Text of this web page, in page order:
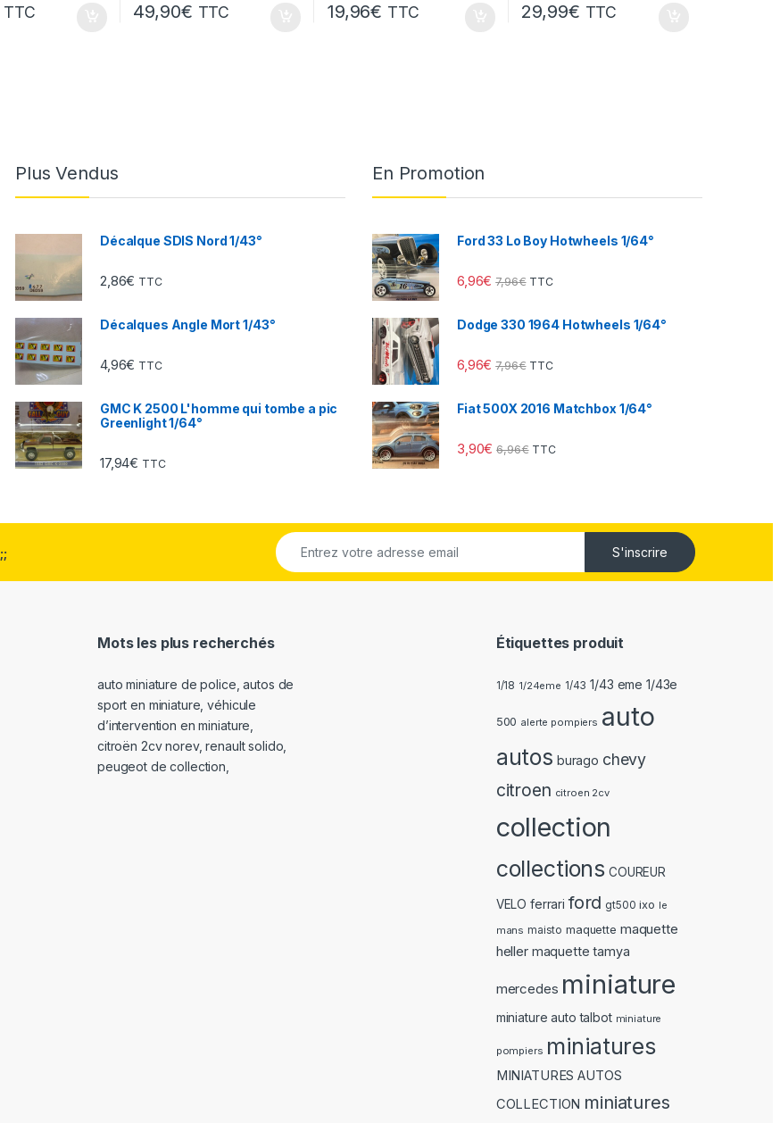
TTC 49,90€ TTC 19,96€ TTC 29,99€ TTC
Plus Vendus
Décalque SDIS Nord 1/43°
2,86€ TTC
Décalques Angle Mort 1/43°
4,96€ TTC
GMC K 2500 L'homme qui tombe a pic
Greenlight 1/64°
17,94€ TTC
En Promotion
Ford 33 Lo Boy Hotwheels 1/64°
6,96€ 7,96€ TTC
Dodge 330 1964 Hotwheels 1/64°
6,96€ 7,96€ TTC
Fiat 500X 2016 Matchbox 1/64°
3,90€ 6,96€ TTC
;; S'inscrire
Mots les plus recherchés
auto miniature de police ,autos de
sport en miniature ,véhicule
d’intervention en miniature
citroën 2cv norev,renault solido
peugeot de collection
Étiquettes produit
1/18 1/24eme 1/43 1/43 eme 1/43e
500 alerte pompiers auto
autos burago chevy
citroen citroen 2cv
collection
collections COUREUR
VELO ferrari ford gt500 ixo le
mans maisto maquette maquette
heller maquette tamya
mercedes miniature
miniature auto talbot miniature
pompiers miniatures
MINIATURES AUTOS
COLLECTION miniatures